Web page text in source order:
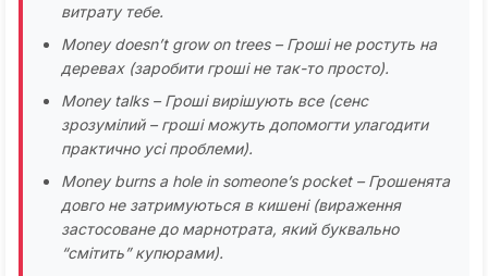
витрату тебе.
Money doesn’t grow on trees – Гроші не ростуть на
деревах (заробити гроші не так-то просто).
Money talks – Гроші вирішують все (сенс
зрозумілий – гроші можуть допомогти улагодити
практично усі проблеми).
Money burns a hole in someone’s pocket – Грошенята
довго не затримуються в кишені (вираження
застосоване до марнотрата, який буквально
“смітить” купюрами).